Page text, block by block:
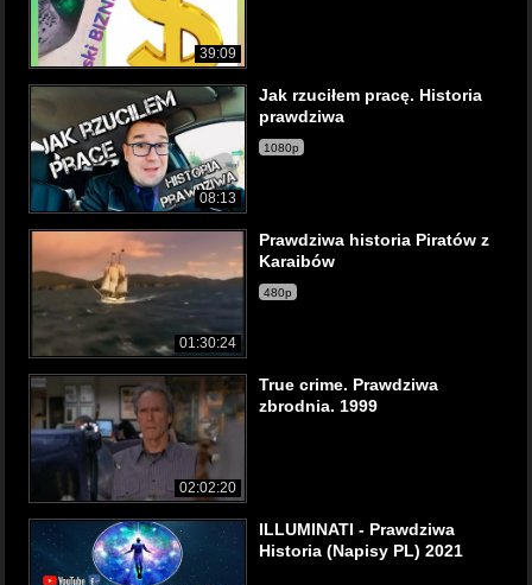
39:09
08:13
Jak rzuciłem pracę. Historia
prawdziwa
1080p
01:30:24
Prawdziwa historia Piratów z
Karaibów
480p
02:02:20
True crime. Prawdziwa
zbrodnia. 1999
ILLUMINATI - Prawdziwa
Historia (Napisy PL) 2021